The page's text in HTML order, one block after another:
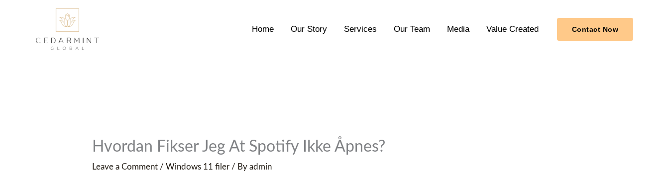
Home Our Story Services Our Team Media Value Created Contact Now
Hvordan Fikser Jeg At Spotify Ikke Åpnes?
Leave a Comment /Windows 11 filer / Byadmin